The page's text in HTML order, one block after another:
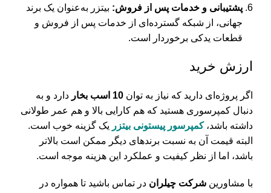
پشتیبانی و خدمات پس از فروش: بیتزر به‌عنوان یک برند
جهانی، از شبکه گسترده‌ای از خدمات پس از فروش و
قطعات یدکی برخوردار است.
ارزش خرید
اگر پروژه‌ای دارید که نیاز به توان 10 اسب بخار
دارد و به
دنبال کمپرسوری هستید که هم کارایی بالا و هم عمر طولانی
داشته باشد،کمپرسور پیستونی بیتزر یک گزینه خوب است.
البته قیمت آن به نسبت برندهای دیگر ممکن است بالاتر
باشد، اما از نظر کیفیت و عملکرد این هزینه موجه است.
با مشاورین شرکت چیلران در تماس باشید تا همواره در